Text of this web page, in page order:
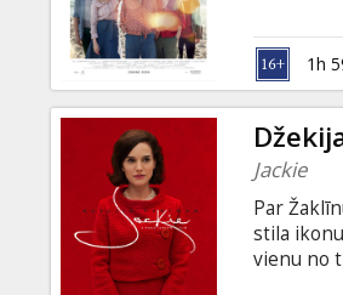
1h
Jackie
Par
stila
vienu no